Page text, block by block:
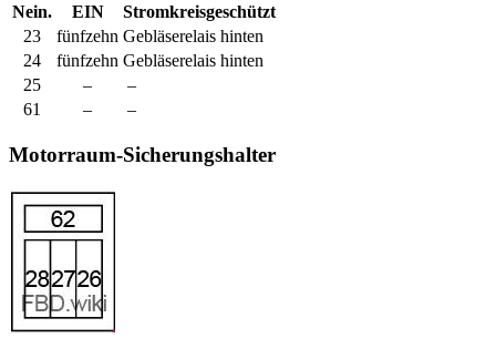
Nein. EIN
Stromkreisgeschützt
23
fünfzehn Gebläserelais hinten
24
fünfzehn Gebläserelais hinten
25
–
–
61
– –
Motorraum-Sicherungshalter